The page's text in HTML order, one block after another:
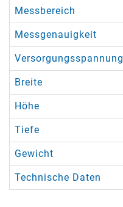
Messbereich
Messgenauigkeit
Versorgungsspannung
Breite
Höhe
Tiefe
Gewicht
Technische Daten